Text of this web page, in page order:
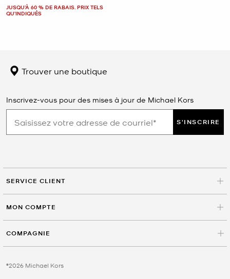
JUSQU’À 60 % DE RABAIS. PRIX TELS
QU'INDIQUÉS
Trouver une boutique
Inscrivez-vous pour des mises à jour de Michael Kors
S'INSCRIRE
SERVICE CLIENT
MON COMPTE
COMPAGNIE
©2026 Michael Kors